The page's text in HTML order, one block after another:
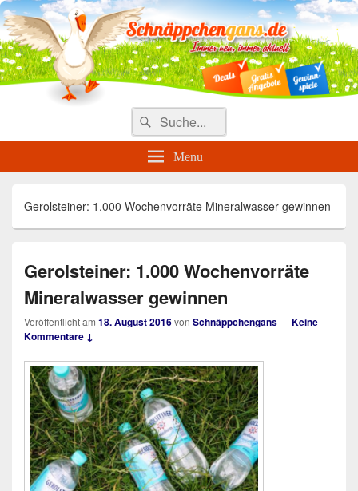
Täglich die besten Gewinnspiele
und Angebote
Search
for:
Suche
Menu
Gerolsteiner: 1.000 Wochenvorräte Mineralwasser gewinnen
Gerolsteiner: 1.000 Wochenvorräte
Mineralwasser gewinnen
Veröffentlicht am 18. August 2016von Schnäppchengans—Keine
Kommentare ↓